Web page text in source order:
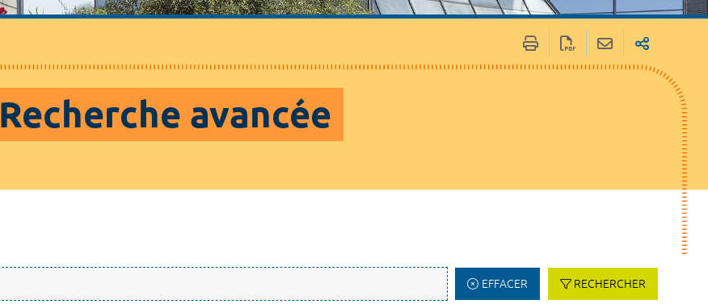
Recherche avancée
EFFACER RECHERCHER